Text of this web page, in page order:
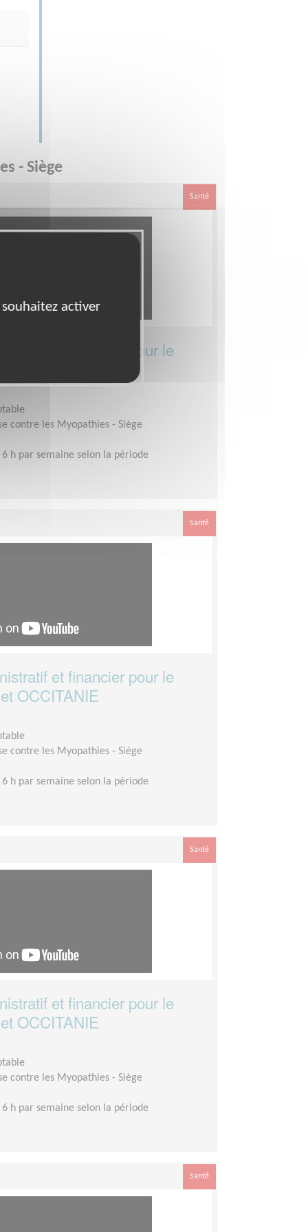
- Siège
Santé
et financier pour le
contre les Myopathies - Siège
6 h par semaine selon la période
Santé
et financier pour le
OCCITANIE
contre les Myopathies - Siège
6 h par semaine selon la période
Santé
et financier pour le
OCCITANIE
contre les Myopathies - Siège
6 h par semaine selon la période
Santé
activer